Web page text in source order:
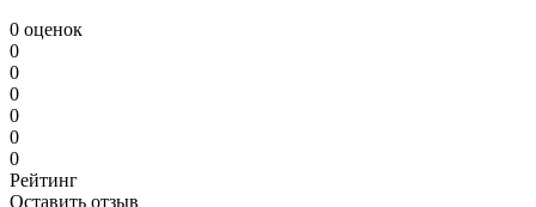
0 оценок
0
0
0
0
0
0
Рейтинг
Оставить отзыв